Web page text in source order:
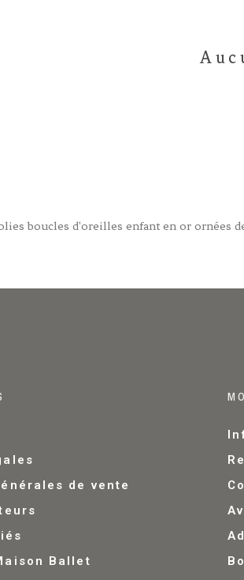
boucles d'oreilles enfant en or ornées
de vente
Ballet